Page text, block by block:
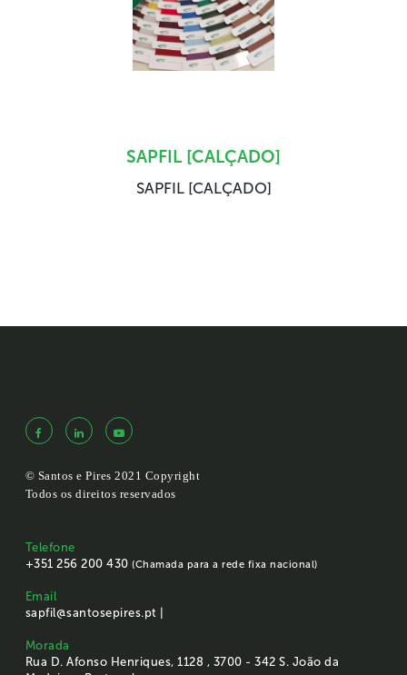
SAPFIL [CALÇADO]
SAPFIL [CALÇADO]
© Santos e Pires 2021 Copyright
Todos os direitos reservados
Telefone
+351 256 200 430(Chamada para a rede fixa nacional)
Email
sapfil@santosepires.pt |
Morada
Rua D. Afonso Henriques, 1128 , 3700 - 342 S. João da